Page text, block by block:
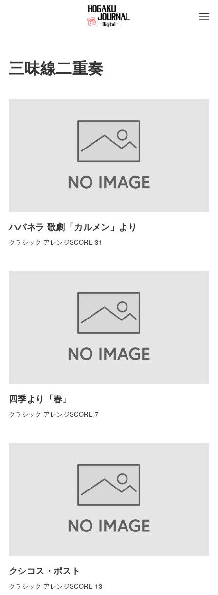
三味線二重奏
ハバネラ 歌劇「カルメン」より
クラシック アレンジSCORE 31
四季より「春」
クラシック アレンジSCORE 7
クシコス・ポスト
クラシック アレンジSCORE 13